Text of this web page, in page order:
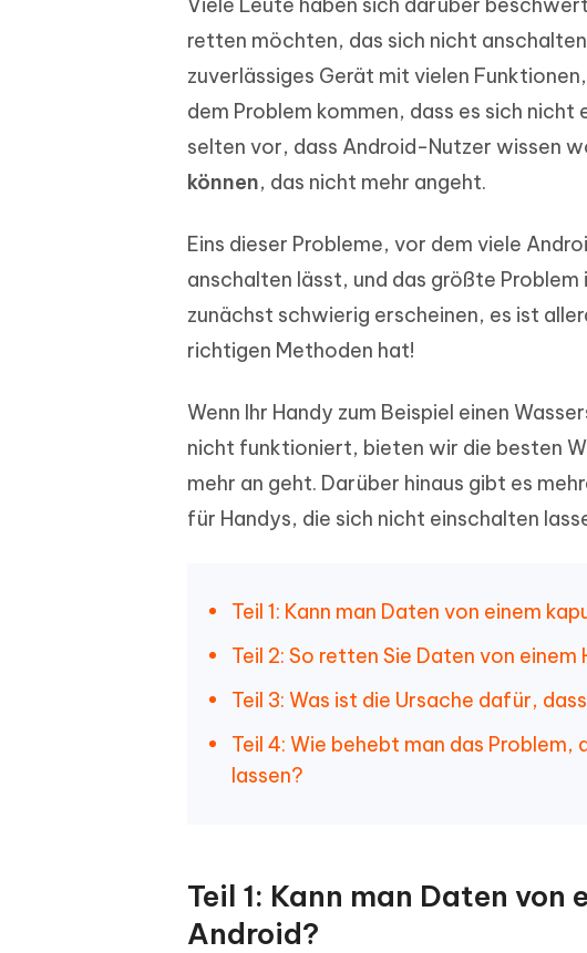
4DDiG - Windows Daten Retten
Update
wiederherstellen
4DDiG - Mac
Gelöschte Dateien
wiederherstellen
iPhone Standort ohne PC ändern Android Standort
Cleanup Pro APP
PDF Dokumente mit KI zusammenfassen
Tenorshare KI Writer
schreiben
KI-generierte
Sekunden
Tenorshare KI
KI Inhalte in
umwandeln
retten möchten, das sich nicht
zuverlässiges Gerät mit vielen
dem Problem kommen, dass es sich
selten vor, dass Android-Nutzer wissen
können, das nicht mehr angeht.
Eins dieser Probleme, vor dem viele
anschalten lässt, und das größte
zunächst schwierig erscheinen, es ist
richtigen Methoden hat!
Wenn Ihr Handy zum Beispiel einen
nicht funktioniert, bieten wir die besten
mehr an geht. Darüber hinaus gibt es
für Handys, die sich nicht einschalten
Teil 1: Kann man Daten von einem
Teil 2: So retten Sie Daten von
Teil 3: Was ist die Ursache dafür,
Teil 4: Wie behebt man das
lassen?
Teil 1: Kann man Daten
Android?